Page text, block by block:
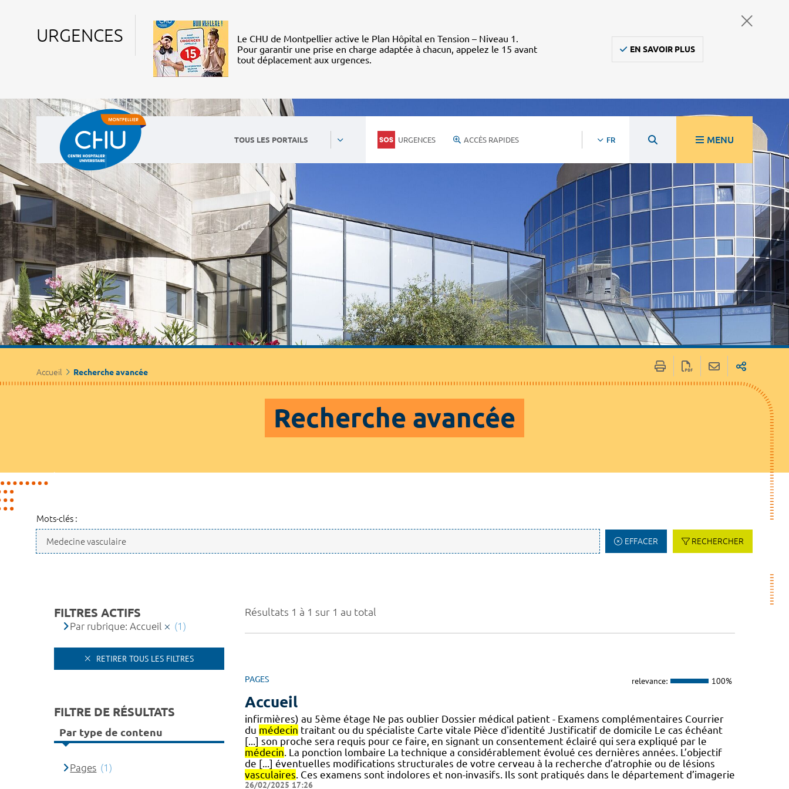
URGENCES
Le CHU de Montpellier active le Plan Hôpital en Tension – Niveau 1.
Pour garantir une prise en charge adaptée à chacun, appelez le 15 avant
tout déplacement aux urgences.
EN SAVOIR PLUS
TOUS LES PORTAILS URGENCES ACCÈS RAPIDES FR MENU
Accueil Recherche avancée
Recherche avancée
Mots-clés :
EFFACER RECHERCHER
Résultats 1 à 1 sur 1 au total
PAGES relevance: 100%
Accueil
infirmières) au 5ème étage Ne pas oublier Dossier médical patient - Examens complémentaires Courrier
du médecin traitant ou du spécialiste Carte vitale Pièce d'identité Justificatif de domicile Le cas échéant
[...] son proche sera requis pour ce faire, en signant un consentement éclairé qui sera expliqué par le
médecin. La ponction lombaire La technique a considérablement évolué ces dernières années. L’objectif
de [...] éventuelles modifications structurales de votre cerveau à la recherche d’atrophie ou de lésions
vasculaires. Ces examens sont indolores et non-invasifs. Ils sont pratiqués dans le département d’imagerie
26/02/2025 17:26
FILTRES ACTIFS
Par rubrique: Accueil (1)
RETIRER TOUS LES FILTRES
FILTRE DE RÉSULTATS
Par type de contenu
Pages (1)